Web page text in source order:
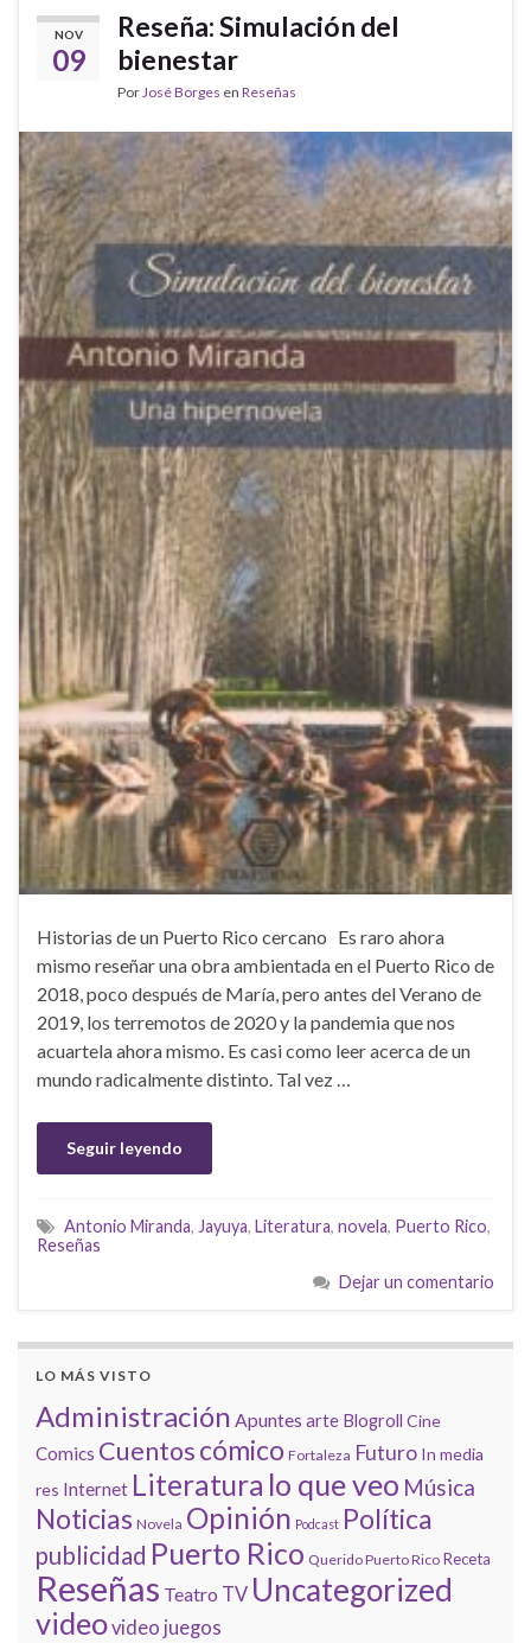
NOV
09
Reseña: Simulación del
bienestar
PorJosé Borges en Reseñas
Historias de un Puerto Rico cercano Es raro ahora
mismo reseñar una obra ambientada en el Puerto Rico de
2018, poco después de María, pero antes del Verano de
2019, los terremotos de 2020 y la pandemia que nos
acuartela ahora mismo. Es casi como leer acerca de un
mundo radicalmente distinto. Tal vez …
Seguir leyendo
Antonio Miranda, Jayuya, Literatura, novela, Puerto Rico,
Reseñas
Dejar un comentario
LO MÁS VISTO
Administración Apuntes arte Blogroll Cine
Comics Cuentoscómico Fortaleza Futuro In media
res Internet Literatura lo que veo Música
Noticias Novela Opinión Podcast Política
publicidad Puerto Rico Querido Puerto Rico Receta
Reseñas Teatro TV Uncategorized
videovideo juegos